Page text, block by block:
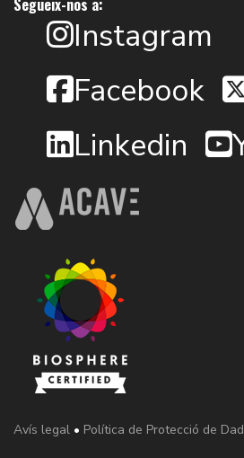
Segueix-nos a:
Instagram
Facebook
Linkedin
Avís legal • Política de Protecció de